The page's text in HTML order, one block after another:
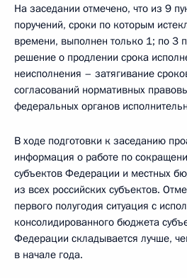
На заседании отмечено, что из 9
поручений, сроки по которым
времени, выполнен только 1; по 3
решение о продлении срока
неисполнения – затягивание
согласований нормативных
федеральных органов
В ходе подготовки к заседанию
информация о работе по
субъектов Федерации и местных
из всех российских субъектов.
первого полугодия ситуация с
консолидированного бюджета
Федерации складывается лучше,
в начале года.